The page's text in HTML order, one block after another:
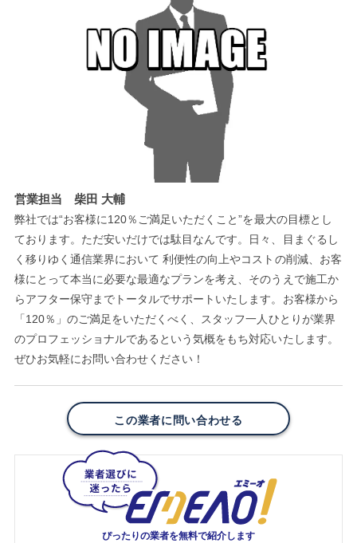
営業担当 柴田 大輔
弊社では“お客様に120％ご満足いただくこと”を最大の目標とし
ております。ただ安いだけでは駄目なんです。日々、目まぐるし
く移りゆく通信業界において 利便性の向上やコストの削減、お客
様にとって本当に必要な最適なプランを考え、そのうえで施工か
らアフター保守までトータルでサポートいたします。お客様から
「120％」のご満足をいただくべく、スタッフ一人ひとりが業界
のプロフェッショナルであるという気概をもち対応いたします。
ぜひお気軽にお問い合わせください！
この業者に問い合わせる
ぴったりの業者を無料で紹介します